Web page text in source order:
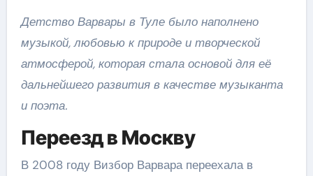
Детство Варвары в Туле было наполнено
музыкой, любовью к природе и творческой
атмосферой, которая стала основой для её
дальнейшего развития в качестве музыканта
и поэта.
Переезд в Москву
В 2008 году Визбор Варвара переехала в